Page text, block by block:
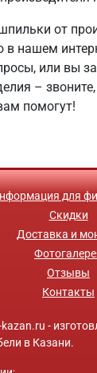
от
нашем
или вы
–
помогут!
для
Скидки
Доставка и
Отзывы
Контакты
-
в Казани.